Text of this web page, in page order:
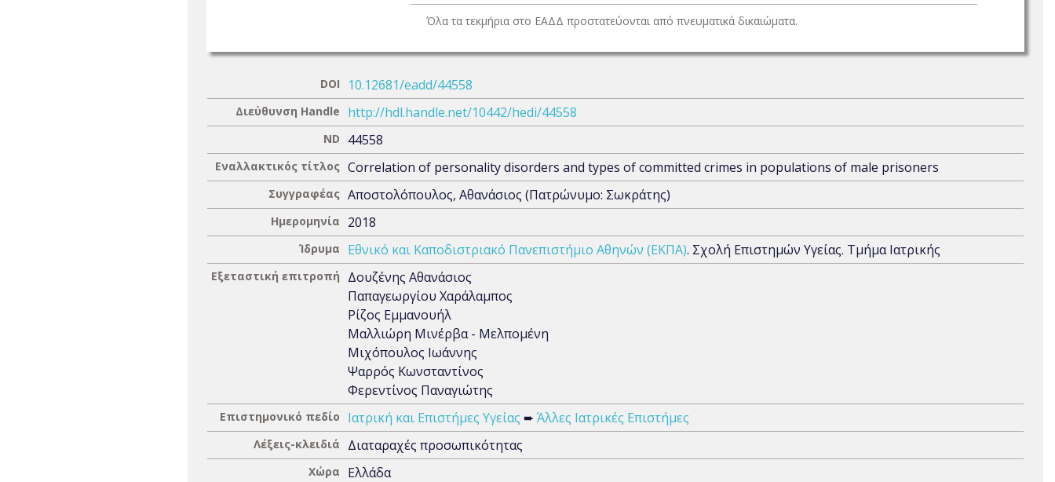
Όλα τα τεκμήρια στο ΕΑΔΔ προστατεύονται από πνευματικά δικαιώματα.
DOI 10.12681/eadd/44558
Διεύθυνση Handle http://hdl.handle.net/10442/hedi/44558
ND 44558
Εναλλακτικός τίτλος Correlation of personality disorders and types of committed crimes in populations of male prisoners
Συγγραφέας Αποστολόπουλος, Αθανάσιος (Πατρώνυμο: Σωκράτης)
Ημερομηνία 2018
Ίδρυμα Εθνικό και Καποδιστριακό Πανεπιστήμιο Αθηνών (ΕΚΠΑ). Σχολή Επιστημών Υγείας. Τμήμα Ιατρικής
Εξεταστική επιτροπή
Δουζένης Αθανάσιος
Παπαγεωργίου Χαράλαμπος
Ρίζος Εμμανουήλ
Μαλλιώρη Μινέρβα - Μελπομένη
Μιχόπουλος Ιωάννης
Ψαρρός Κωνσταντίνος
Φερεντίνος Παναγιώτης
Επιστημονικό πεδίο Ιατρική και Επιστήμες Υγείας ➨ Άλλες Ιατρικές Επιστήμες
Λέξεις-κλειδιά Διαταραχές προσωπικότητας
Χώρα Ελλάδα